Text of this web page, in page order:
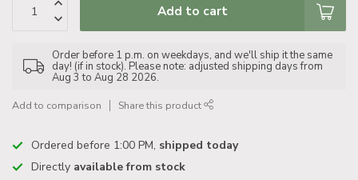
Add to cart
Order before 1 p.m. on weekdays, and we'll ship it the same
day! (if in stock). Please note: adjusted shipping days from
Aug 3 to Aug 28 2026.
Add to comparison Share this product
Ordered before 1:00 PM, shipped today
Directly available from stock